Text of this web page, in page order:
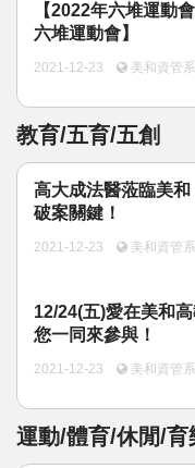
健康/養生
命理/信仰/宗教/宮廟/教
演講/發表會/論壇/研討會
內政/社會/福利/弱勢/慈
國際/全球
環境/資源/能源
交通運輸
中美台
【2022年六堆運動
六堆運動會】
2021-12-23 美和資管
教育/五育/五創
高大成法醫蒞臨美
破案關鍵！
2021-12-23 美和資管
12/24(五)愛在美和
您一同來參與！
2021-12-23 美和資管
運動/體育/休閒/育